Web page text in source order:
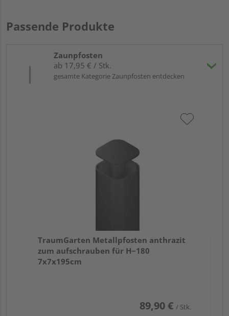
Passende Produkte
Zaunpfosten
ab 17,95 € / Stk.
gesamte Kategorie Zaunpfosten entdecken
TraumGarten Metallpfosten anthrazit
zum aufschrauben für H~180
7x7x195cm
89,90 € / Stk.